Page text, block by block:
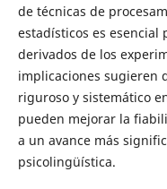
de técnicas de
estadísticos es esencial
derivados de los
implicaciones sugieren
riguroso y sistemático
pueden mejorar la
a un avance más
psicolingüística.